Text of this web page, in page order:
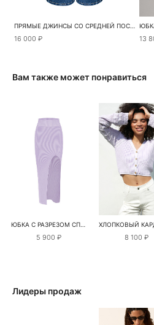
ПРЯМЫЕ ДЖИНСЫ СО СРЕДНЕЙ ПОСАДКОЙ
16 000 ₽ 13
Вам также может понравиться
ЮБКА С РАЗРЕЗОМ СПЕРЕДИ
5 900 ₽ 8 100 ₽
Лидеры продаж